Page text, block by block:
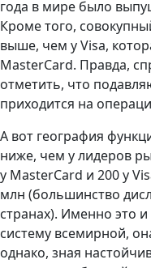
года в мире было
Кроме того,
выше, чем у Visa,
MasterCard. Правда,
отметить, что
приходится на
А вот география
ниже, чем у лидеров
у MasterCard и 200 у
млн (большинство
странах). Именно это и
систему всемирной,
однако, зная